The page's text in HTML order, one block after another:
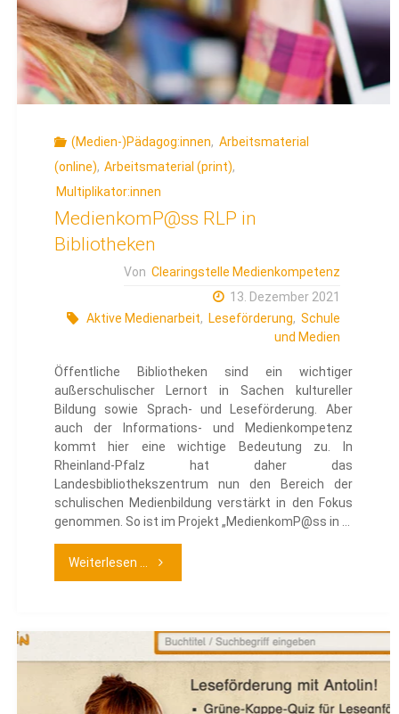
Hand
Hand“"
(Medien-)Pädagog:innen, Arbeitsmaterial
(online), Arbeitsmaterial (print),
Multiplikator:innen
MedienkomP@ss RLP in
Bibliotheken
Von Clearingstelle Medienkompetenz
13. Dezember 2021
Aktive Medienarbeit, Leseförderung, Schule
und Medien
Öffentliche Bibliotheken sind ein wichtiger
außerschulischer Lernort in Sachen kultureller
Bildung sowie Sprach- und Leseförderung. Aber
auch der Informations- und Medienkompetenz
kommt hier eine wichtige Bedeutung zu. In
Rheinland-Pfalz hat daher das
Landesbibliothekszentrum nun den Bereich der
schulischen Medienbildung verstärkt in den Fokus
genommen. So ist im Projekt „MedienkomP@ss in …
Weiterlesen ... "MedienkomP@ss
in